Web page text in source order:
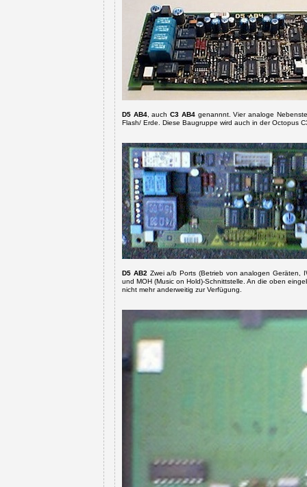
D5 AB4, auchC3 AB4genannnt. Vier analoge
Flash/ Erde. Diese Baugruppe wird auch in der Octopus
D5 AB2 Zwei a/b Ports (Betrieb von analogen Geräten,
und MOH (Music on Hold)-Schnittstelle. An die oben
nicht mehr anderweitig zur Verfügung.